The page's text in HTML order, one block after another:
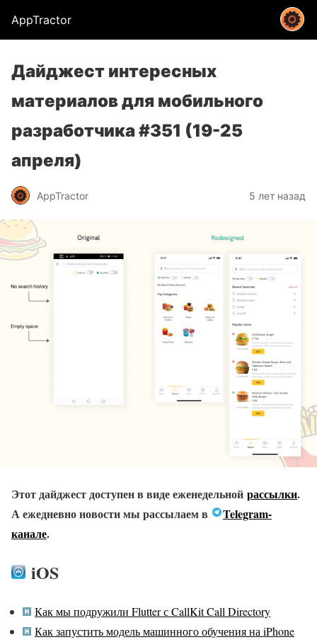
AppTractor
Дайджест интересных
материалов для мобильного
разработчика #351 (19-25
апреля)
AppTractor 5 лет назад
Этот дайджест доступен в виде еженедельной рассылки.
А ежедневно новости мы рассылаем в
Telegram-
канале.
iOS
Как мы подружили Flutter с CallKit Call Directory
Как запустить модель машинного обучения на iPhone